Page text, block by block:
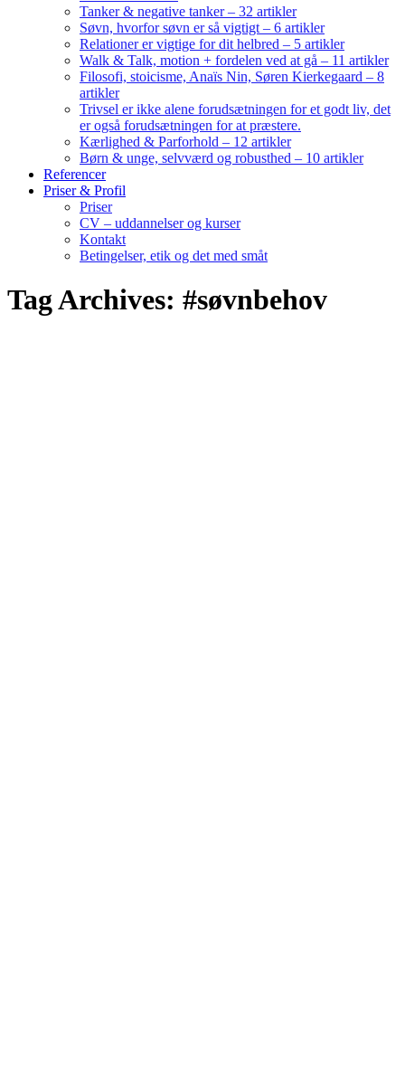
Tanker & negative tanker – 32 artikler
Søvn, hvorfor søvn er så vigtigt – 6 artikler
Relationer er vigtige for dit helbred – 5 artikler
Walk & Talk, motion + fordelen ved at gå – 11 artikler
Filosofi, stoicisme, Anaïs Nin, Søren Kierkegaard – 8
artikler
Trivsel er ikke alene forudsætningen for et godt liv, det
er også forudsætningen for at præstere.
Kærlighed & Parforhold – 12 artikler
Børn & unge, selvværd og robusthed – 10 artikler
Referencer
Priser & Profil
Priser
CV – uddannelser og kurser
Kontakt
Betingelser, etik og det med småt
Tag Archives: #søvnbehov